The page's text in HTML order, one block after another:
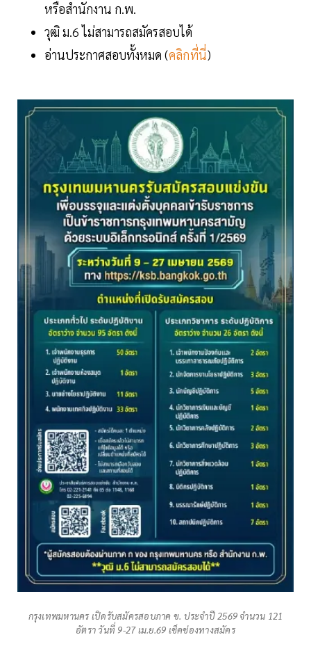
หรือสำนักงาน ก.พ.
วุฒิ ม.6 ไม่สามารถสมัครสอบได้
อ่านประกาศสอบทั้งหมด (คลิกที่นี่)
กรุงเทพมหานคร เปิดรับสมัครสอบภาค ข. ประจำปี 2569 จำนวน 121
อัตรา วันที่ 9-27 เม.ย.69 เช็คช่องทางสมัคร